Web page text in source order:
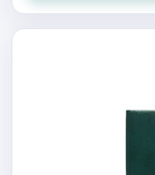
Otwórz produkt: